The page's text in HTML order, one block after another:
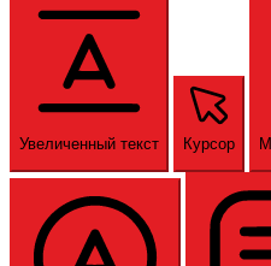
Увеличенный текст Курсор